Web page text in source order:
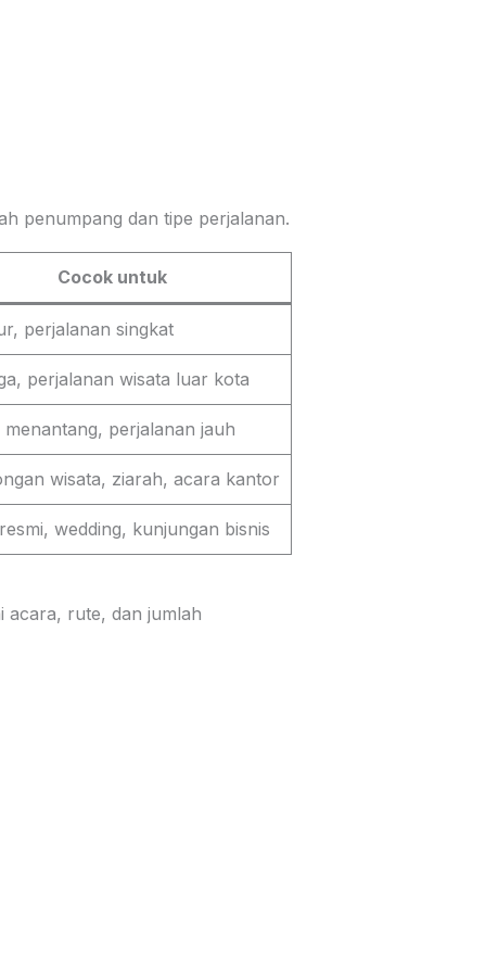
penumpang dan tipe perjalanan.
Cocok untuk
perjalanan singkat
perjalanan wisata luar kota
menantang, perjalanan jauh
wisata, ziarah, acara kantor
wedding, kunjungan bisnis
acara, rute, dan jumlah